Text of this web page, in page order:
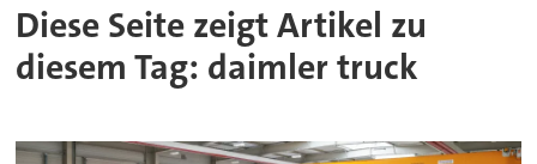
Diese Seite zeigt Artikel zu
diesem Tag: daimler truck